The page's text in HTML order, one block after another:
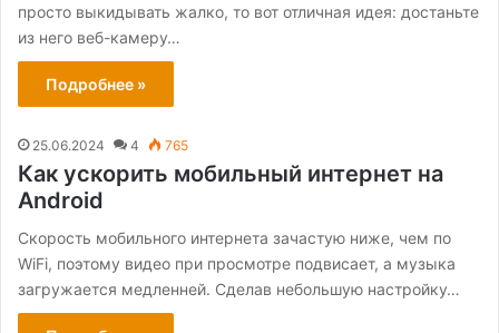
просто выкидывать жалко, то вот отличная идея: достаньте
из него веб-камеру…
Подробнее »
25.06.2024 4 765
Как ускорить мобильный интернет на
Android
Скорость мобильного интернета зачастую ниже, чем по
WiFi, поэтому видео при просмотре подвисает, а музыка
загружается медленней. Сделав небольшую настройку…